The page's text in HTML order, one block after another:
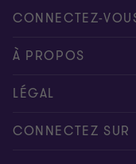
CONNECTEZ-
Rencontrez nos experts
Contactez-nous
À PROPOS
Grant Thornton
People & Culture
LÉGAL
Disclaimer
CONNECTEZ SUR